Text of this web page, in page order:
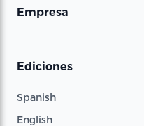
Empresa
Ediciones
Spanish
English